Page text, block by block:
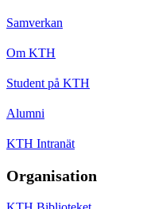
Samverkan
Om KTH
Student på KTH
Alumni
KTH Intranät
Organisation